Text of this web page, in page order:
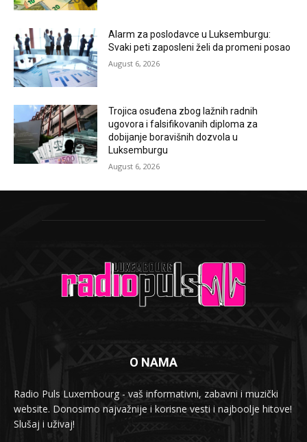
Alarm za poslodavce u Luksemburgu:
Svaki peti zaposleni želi da promeni posao
August 6, 2026
Trojica osuđena zbog lažnih radnih
ugovora i falsifikovanih diploma za
dobijanje boravišnih dozvola u
Luksemburgu
August 6, 2026
O NAMA
Radio Puls Luxembourg - vaš informativni, zabavni i muzički
website. Donosimo najvažnije i korisne vesti i najboolje hitove!
Slušaj i uživaj!